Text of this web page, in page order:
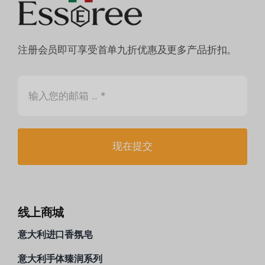
注册会员即可享受首单九折优惠及更多产品折扣。
现在提交
线上商城
意大利进口香氛皂
意大利手体臻润系列